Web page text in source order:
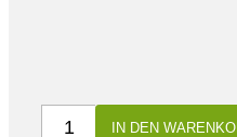
IN DEN